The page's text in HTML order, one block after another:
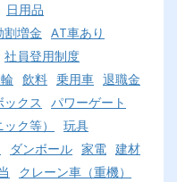
日用品
割増金 AT車あり
社員登用制度
飲料 乗用車 退職金
ックス
パワーゲート
ク等）
玩具
ダンボール 家電 建材
クレーン車（重機）